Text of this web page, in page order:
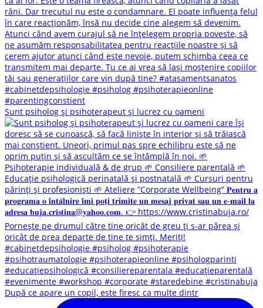
Sunt psiholog și psihoterapeut și lucrez cu oameni
După ce apare un copil, este firesc ca multe dintr